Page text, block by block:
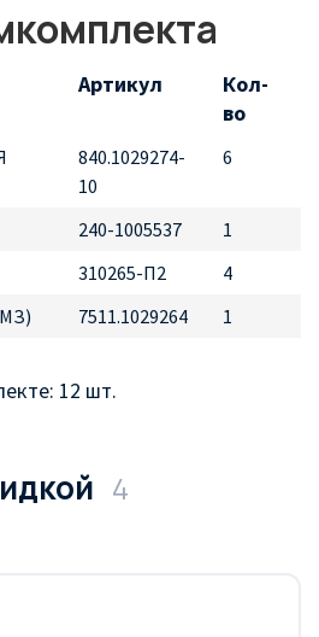
Артикул
Кол-
во
840.1029274-
10
6
240-1005537
1
310265-П2
4
7511.1029264 1
12 шт.
4